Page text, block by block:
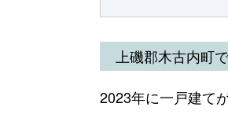
上磯郡木古内町
2023年に一戸建て